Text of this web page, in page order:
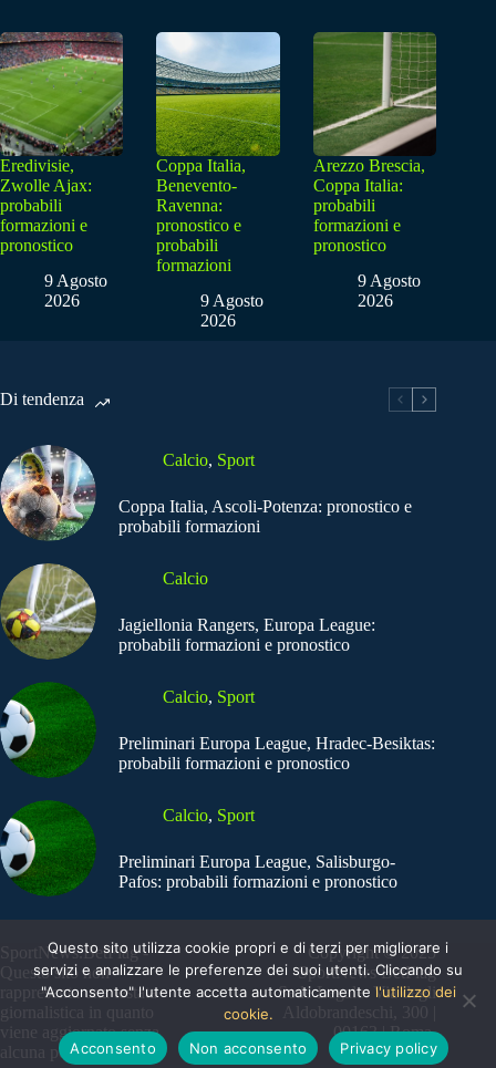
Eredivisie,
Zwolle Ajax:
probabili
formazioni e
pronostico
9 Agosto
2026
Coppa Italia,
Benevento-
Ravenna:
pronostico e
probabili
formazioni
9 Agosto
2026
Arezzo Brescia,
Coppa Italia:
probabili
formazioni e
pronostico
9 Agosto
2026
Di tendenza
Calcio, Sport
Coppa Italia, Ascoli-Potenza: pronostico e
probabili formazioni
Calcio
Jagiellonia Rangers, Europa League:
probabili formazioni e pronostico
Calcio, Sport
Preliminari Europa League, Hradec-Besiktas:
probabili formazioni e pronostico
Calcio, Sport
Preliminari Europa League, Salisburgo-
Pafos: probabili formazioni e pronostico
SportNews.BetFlag -
Questo sito non
rappresenta una testata
giornalistica in quanto
viene aggiornato senza
alcuna periodicità
Copyright © 2025
SportNews BetFlag
Sede Legale: Via degli
Aldobrandeschi, 300 |
00163 | Roma
Questo sito utilizza cookie propri e di terzi per migliorare i
servizi e analizzare le preferenze dei suoi utenti. Cliccando su
"Acconsento" l'utente accetta automaticamente l'utilizzo dei
cookie.
Acconsento
Non acconsento Privacy policy